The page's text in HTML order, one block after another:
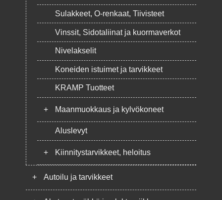
Sulakkeet, O-renkaat, Tiivisteet
Vinssit, Sidotaliinat ja kuormaverkot
Nivelakselit
Koneiden istuimet ja tarvikkeet
KRAMP Tuotteet
+ Maanmuokkaus ja kylvökoneet
Aluslevyt
+ Kiinnitystarvikkeet, heloitus
+ Autoilu ja tarvikkeet